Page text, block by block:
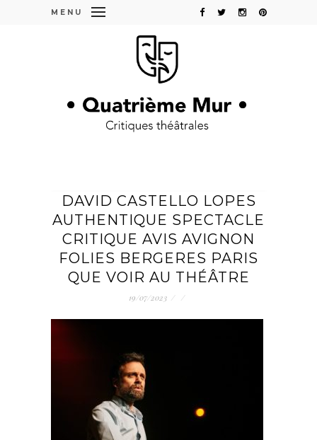
MENU
DAVID CASTELLO LOPES
AUTHENTIQUE SPECTACLE
CRITIQUE AVIS AVIGNON
FOLIES BERGERES PARIS
QUE VOIR AU THÉÂTRE
19/07/2023 / /